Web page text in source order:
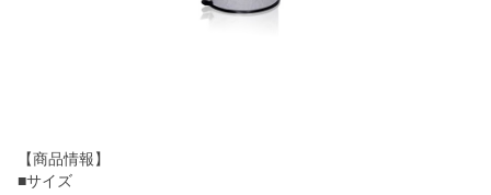
【商品情報】
■サイズ